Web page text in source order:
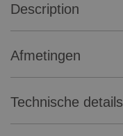
Description
Afmetingen
Technische details